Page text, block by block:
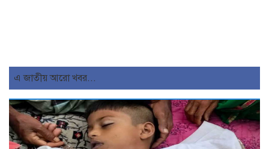
এ জাতীয় আরো খবর...